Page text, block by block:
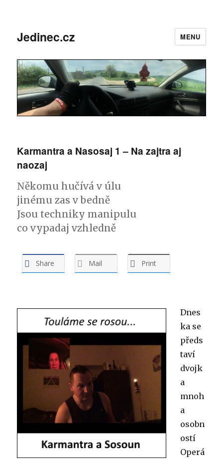
Jedinec.cz MENU
Karmantra a Nasosaj 1 – Na zajtra aj
naozaj
Někomu hučívá v úlu
jinému zas v bedně
Jsou techniky manipulu
co vypadaj vzhledně
Share Mail Print
Dnes
ka se
předs
taví
dvojk
a
mnoh
a
osobn
ostí
Operá